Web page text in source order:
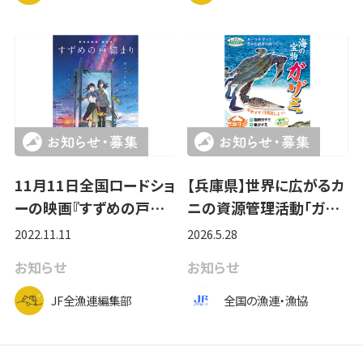
11月11日全国ロードショ
ーの映画『すずめの戸…
2022.11.11
お知らせ
JF全漁連編集部
【兵庫県】世界に広がるカ
ニの資源管理活動「ガ…
2026.5.28
お知らせ
全国の漁連・漁協